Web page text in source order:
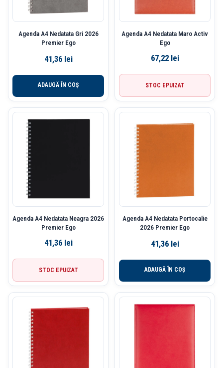
Agenda A4 Nedatata Gri 2026
Premier Ego
41,36 lei
ADAUGĂ ÎN COȘ
Agenda A4 Nedatata Maro Activ
Ego
67,22 lei
STOC EPUIZAT
Agenda A4 Nedatata Neagra 2026
Premier Ego
41,36 lei
STOC EPUIZAT
Agenda A4 Nedatata Portocalie
2026 Premier Ego
41,36 lei
ADAUGĂ ÎN COȘ